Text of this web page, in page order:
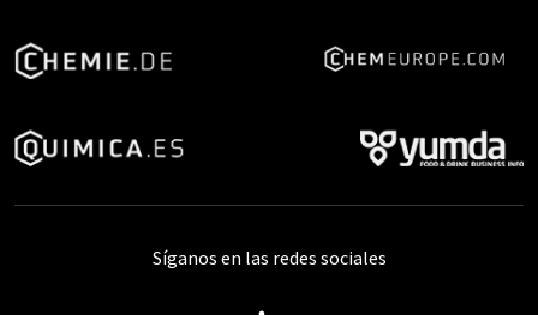
Síganos en las redes sociales